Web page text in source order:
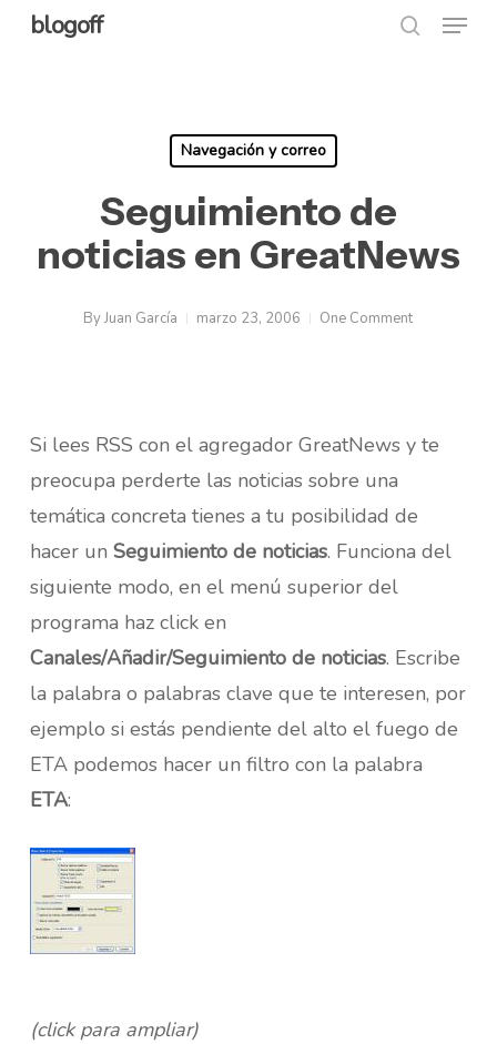
Skipblogoff Menu
Navegación y correo
Seguimiento de
noticias en GreatNews
ByJuan García marzo 23, 2006 One Comment
Si lees RSS con el agregador GreatNews y te
preocupa perderte las noticias sobre una
temática concreta tienes a tu posibilidad de
hacer un Seguimiento de noticias. Funciona del
siguiente modo, en el menú superior del
programa haz click en
Canales/Añadir/Seguimiento de noticias. Escribe
la palabra o palabras clave que te interesen, por
ejemplo si estás pendiente del alto el fuego de
ETA podemos hacer un filtro con la palabra
ETA:
(click para ampliar)